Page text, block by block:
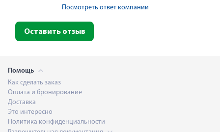
Посмотреть ответ компании
Оставить отзыв
Помощь
Как сделать заказ
Оплата и бронирование
Доставка
Это интересно
Политика конфиденциальности